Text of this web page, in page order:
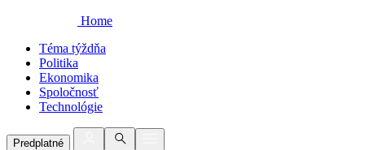
Home
Téma týždňa
Politika
Ekonomika
Spoločnosť
Technológie
Predplatné